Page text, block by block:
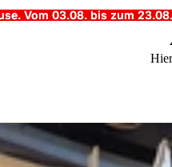
Vom 03.08. bis zum
Vom 03.08. bis zum